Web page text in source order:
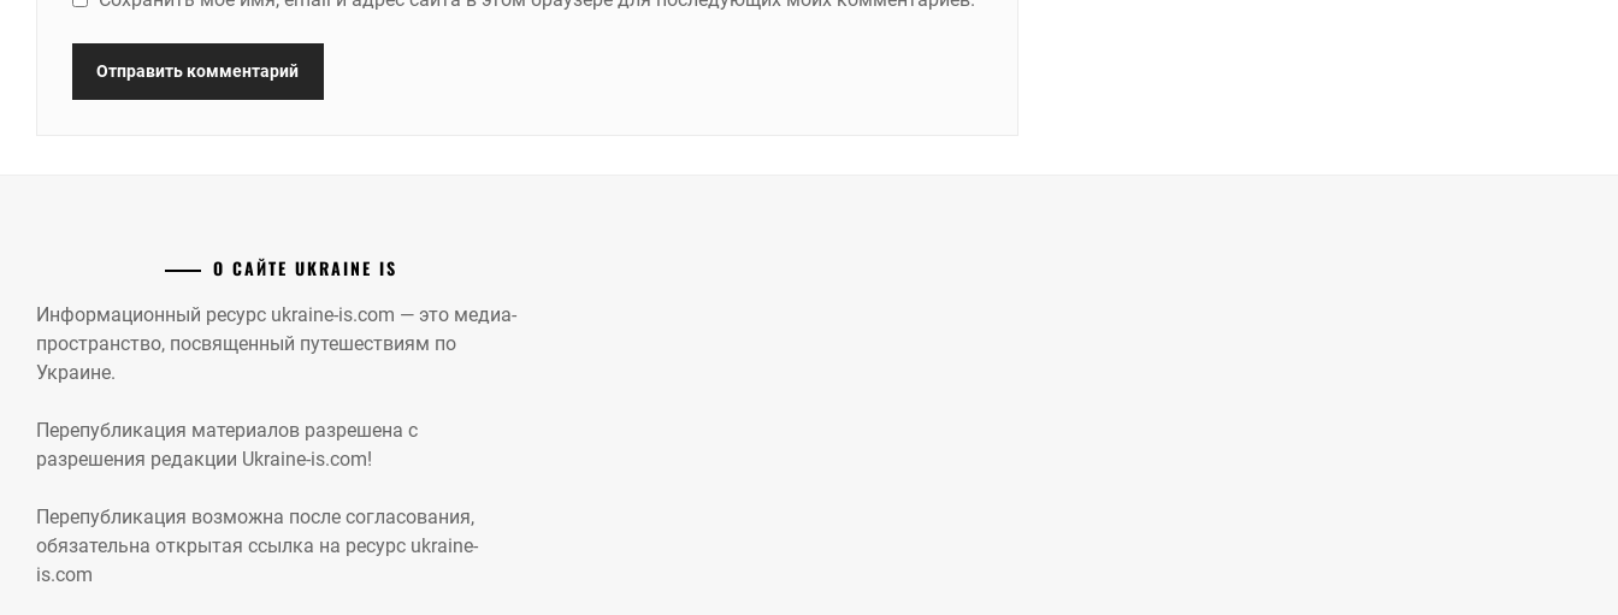
О САЙТЕ UKRAINE IS
Информационный ресурс ukraine-is.com — это медиа-
пространство, посвященный путешествиям по
Украине.
Перепубликация материалов разрешена с
разрешения редакции Ukraine-is.com!
Перепубликация возможна после согласования,
обязательна открытая ссылка на ресурс ukraine-
is.com